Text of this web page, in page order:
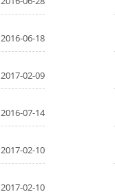
2016-06-18
2017-02-09
2016-07-14
2017-02-10
2017-02-10